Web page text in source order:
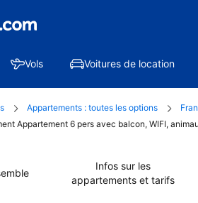
Vols Voitures de location
Appartements : toutes les options
Appartement 6 pers avec balcon, WIFI,
Infos sur les
appartements et tarifs